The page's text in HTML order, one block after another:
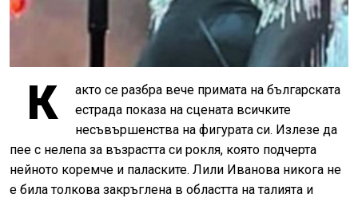
К
акто се разбра вече примата на българската
естрада показа на сцената всичките
несъвършенства на фигурата си. Излезе да
пее с нелепа за възрастта си рокля, която подчерта
нейното коремче и паласките. Лили Иванова никога не
е била толкова закръглена в областта на талията и